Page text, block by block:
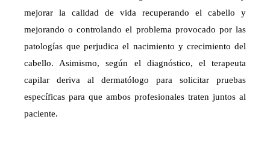
mejorar la calidad de vida recuperando el cabello y
mejorando o controlando el problema provocado por las
patologías que perjudica el nacimiento y crecimiento del
cabello. Asimismo, según el diagnóstico, el terapeuta
capilar deriva al dermatólogo para solicitar pruebas
específicas para que ambos profesionales traten juntos al
paciente.